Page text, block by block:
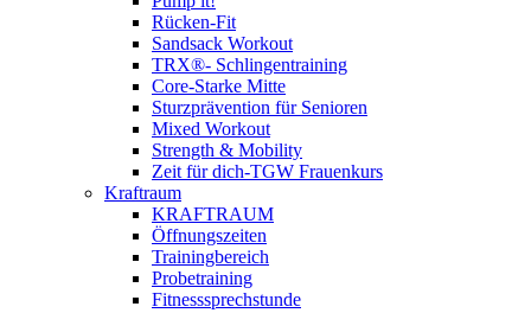
Rücken-Fit
Sandsack Workout
TRX®- Schlingentraining
Core-Starke Mitte
Sturzprävention für Senioren
Mixed Workout
Strength & Mobility
Zeit für dich-TGW Frauenkurs
Kraftraum
KRAFTRAUM
Öffnungszeiten
Trainingbereich
Probetraining
Fitnesssprechstunde